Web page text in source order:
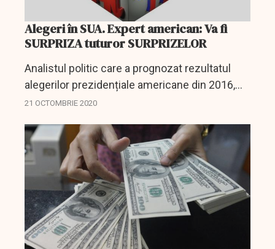
Alegeri în SUA. Expert american: Va fi
SURPRIZA tuturor SURPRIZELOR
Analistul politic care a prognozat rezultatul
alegerilor prezidențiale americane din 2016,
Robert Cahaly, de la Trafalgar Group, a declarat
Trump, va...
21 OCTOMBRIE 2020